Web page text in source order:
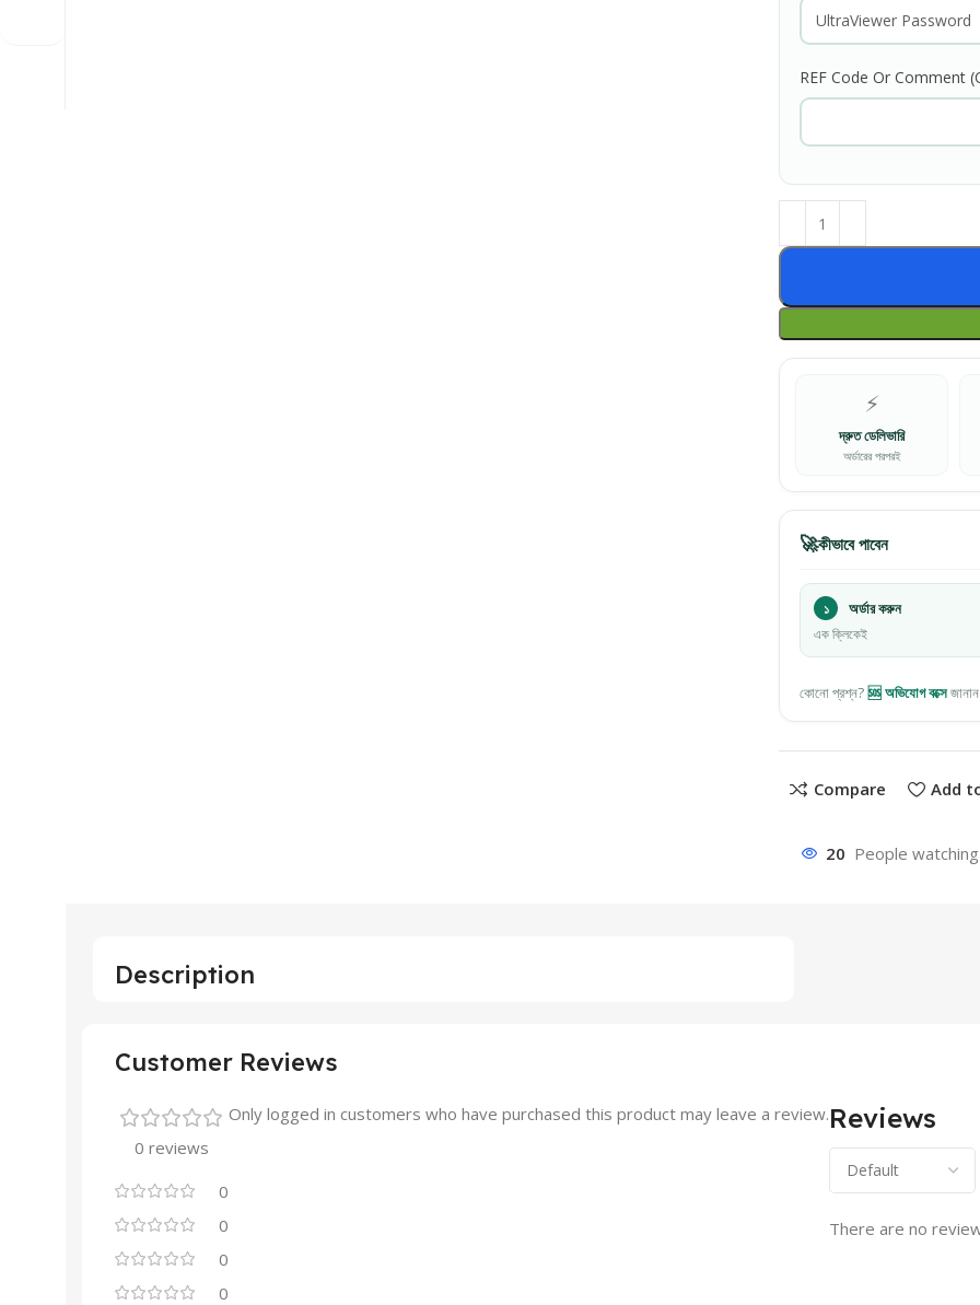
REF Code Or Comment
⚡
দ্রুত ডেলিভারি
অর্ডারের পরপরই
🚀কীভাবে পাবেন
১ অর্ডার করুন
এক ক্লিকেই
কোনো প্রশ্ন?🆘 অভিযোগ বক্সে
Compare Add
20 People
Description
Customer Reviews
0 reviews
0
0
0
0
Reviews
There are no
Only logged in customers who have purchased this product may leave a review.